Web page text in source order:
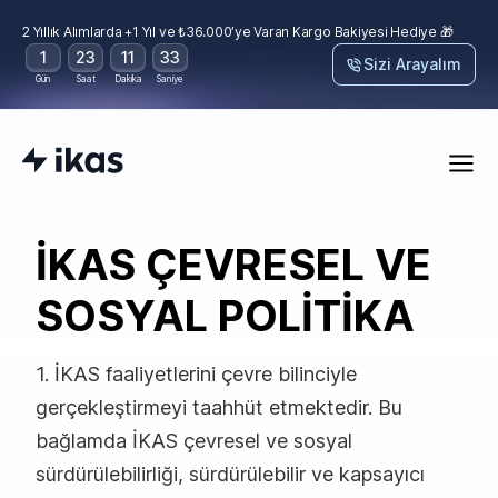
2 Yıllık Alımlarda +1 Yıl ve ₺36.000’ye Varan Kargo Bakiyesi Hediye 🎁
1
Gün
23
Saat
11
Dakika
33
Saniye
Sizi Arayalım
İKAS ÇEVRESEL VE
SOSYAL POLİTİKA
1. İKAS faaliyetlerini çevre bilinciyle
gerçekleştirmeyi taahhüt etmektedir. Bu
bağlamda İKAS çevresel ve sosyal
sürdürülebilirliği, sürdürülebilir ve kapsayıcı